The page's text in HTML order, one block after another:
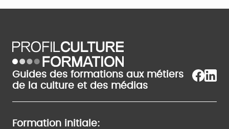
Guides des formations aux métiers
de la culture et des médias
Formation initiale: